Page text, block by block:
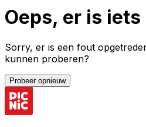
Oeps, er is
Sorry, er is een fout
kunnen proberen?
Probeer opnieuw